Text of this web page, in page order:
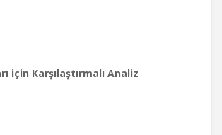
için Karşılaştırmalı Analiz